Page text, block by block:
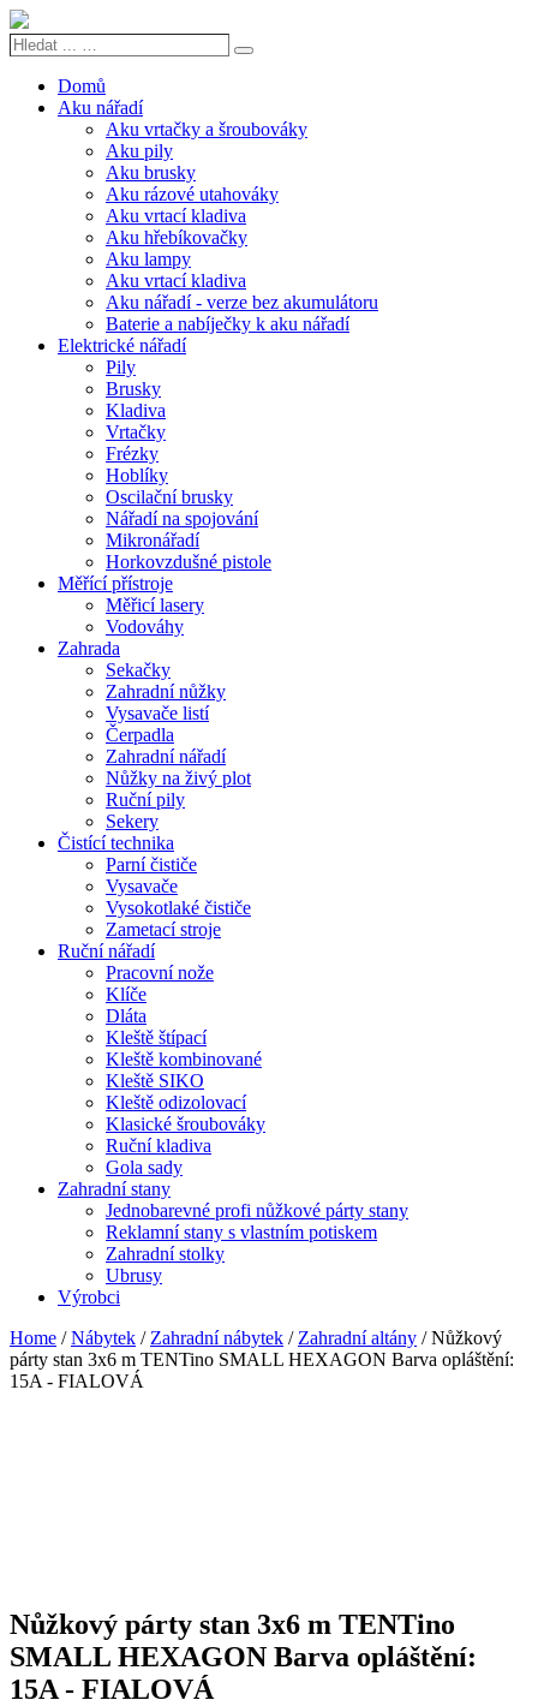
Hledat
Search
Domů
Aku nářadí
Aku vrtačky a šroubováky
Aku pily
Aku brusky
Aku rázové utahováky
Aku vrtací kladiva
Aku hřebíkovačky
Aku lampy
Aku vrtací kladiva
Aku nářadí - verze bez akumulátoru
Baterie a nabíječky k aku nářadí
Elektrické nářadí
Pily
Brusky
Kladiva
Vrtačky
Frézky
Hoblíky
Oscilační brusky
Nářadí na spojování
Mikronářadí
Horkovzdušné pistole
Měřící přístroje
Měřicí lasery
Vodováhy
Zahrada
Sekačky
Zahradní nůžky
Vysavače listí
Čerpadla
Zahradní nářadí
Nůžky na živý plot
Ruční pily
Sekery
Čistící technika
Parní čističe
Vysavače
Vysokotlaké čističe
Zametací stroje
Ruční nářadí
Pracovní nože
Klíče
Dláta
Kleště štípací
Kleště kombinované
Kleště SIKO
Kleště odizolovací
Klasické šroubováky
Ruční kladiva
Gola sady
Zahradní stany
Jednobarevné profi nůžkové párty stany
Reklamní stany s vlastním potiskem
Zahradní stolky
Ubrusy
Výrobci
Home /Nábytek / Zahradní nábytek / Zahradní altány / Nůžkový
párty stan 3x6 m TENTino SMALL HEXAGON Barva opláštění:
15A - FIALOVÁ
Nůžkový párty stan 3x6 m TENTino
SMALL HEXAGON Barva opláštění:
15A - FIALOVÁ